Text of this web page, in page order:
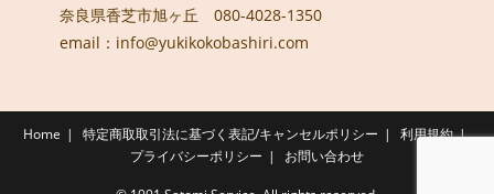
奈良県香芝市旭ヶ丘 080-4028-1350
email：info@yukikokobashiri.com
Home 特定商取取引法に基づく表記/キャンセルポリシー
利用規約
プライバシーポリシー
お問い合わせ